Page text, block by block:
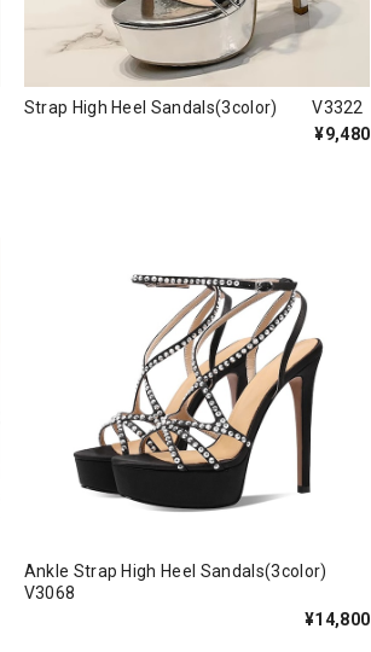
Strap High Heel Sandals(3color) V3322
¥9,480
Ankle Strap High Heel Sandals(3color)
V3068
¥14,800